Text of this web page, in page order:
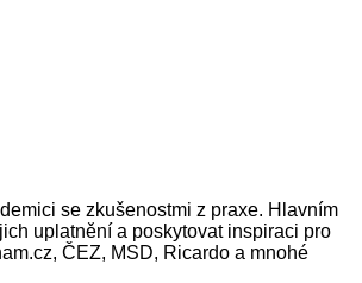
se zkušenostmi z praxe. Hlavním
uplatnění a poskytovat inspiraci pro
ČEZ, MSD, Ricardo a mnohé